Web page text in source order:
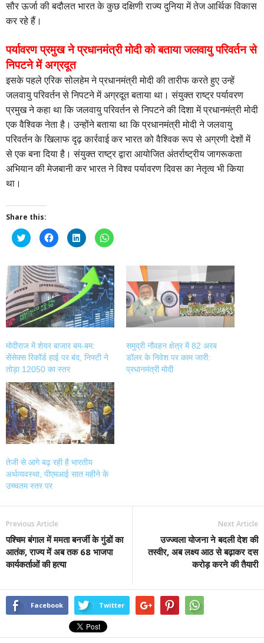
सौर ऊर्जा की बदौलत भारत के कुछ दक्षिणी राज्य दुनिया में तेज आर्थिक विकास
कर रहे हैं।
पर्यावरण प्रमुख ने प्रधानमंत्री मोदी को बताया जलवायु परिवर्तन से
निपटने में अग्रदूत
इसके पहले एरिक सोलहेम ने प्रधानमंत्री मोदी की तारीफ करते हुए उन्हें
जलवायु परिवर्तन से निपटने में अग्रदूत बताया था। संयुक्त राष्ट्र पर्यावरण
प्रमुख ने कहा था कि जलवायु परिवर्तन से निपटने की दिशा में प्रधानमंत्री मोदी
एक वैश्विक नेता है। उन्होंने बताया था कि प्रधानमंत्री मोदी ने जलवायु
परिवर्तन के खिलाफ दृढ़ कार्रवाई कर भारत को वैश्विक रूप से अग्रणी देशों में
से एक बना दिया है। संयुक्त राष्ट्र द्वारा आयोजित अंतर्राष्ट्रीय जागरूकता
अभियान की मेजबानी कर भारत ने विश्व पर्यावरण दिवस का नेतृत्व भी किया
था।
Share this:
Click
to
share
Twitter
(Opens
in
new
window)
Click
to
share
Facebook
(Opens
in
new
window)
Click
to
share
LinkedIn
(Opens
in
new
window)
Click
to
WhatsApp
(Opens
in
new
window)
मोदीराज में शेयर बाजार बम-बम:
सेंसेक्स रिकॉर्ड हाई पर बंद, निफ्टी ने
तोड़ा 12050 का स्तर
समुद्री नौवहन क्षेत्र में 82 अरब
डॉलर के निवेश पर काम जारी:
प्रधानमंत्री मोदी
तेजी से आगे बढ़ रही है भारतीय
अर्थव्यवस्था, पीएमआई सात महीने के
उच्चतम स्तर पर
Previous Article
पश्चिम बंगाल में ममता बनर्जी के गुंडों का
आतंक, राज्य में अब तक 68 भाजपा
कार्यकर्ताओं की हत्या
Next Article
उज्ज्वला योजना ने बदली देश की
तस्वीर, अब लक्ष्य आठ से बढ़ाकर दस
करोड़ करने की तैयारी
Facebook Twitter